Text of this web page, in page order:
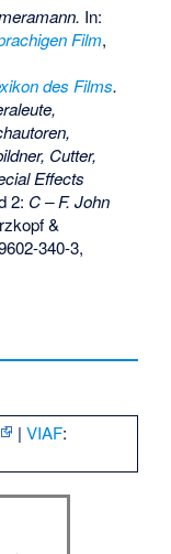
In:
Film,
des Films.
Cutter,
Effects
2: C – F. John
&
340-3,
|VIAF: